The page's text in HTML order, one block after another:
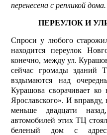
перенесена с репликой
ПЕРЕУЛОК И
Спроси у любого
находится пере­улок
конечно, между ул.
сейчас громады
вздымаются над
Курашова сворачивает
Ярославского». И
меньше двадцати
автомобилей этих ТЦ
беленый дом с